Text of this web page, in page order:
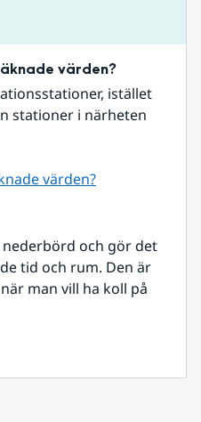
värden?
istället
stationer i närheten
värden?
och gör det
tid och rum. Den är
man vill ha koll på